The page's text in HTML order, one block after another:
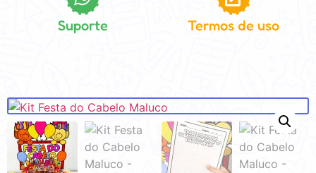
Suporte Termos de uso